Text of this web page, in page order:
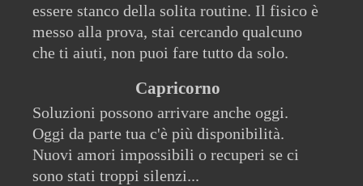
essere stanco della solita routine. Il fisico è
messo alla prova, stai cercando qualcuno
che ti aiuti, non puoi fare tutto da solo.
Capricorno
Soluzioni possono arrivare anche oggi.
Oggi da parte tua c'è più disponibilità.
Nuovi amori impossibili o recuperi se ci
sono stati troppi silenzi...